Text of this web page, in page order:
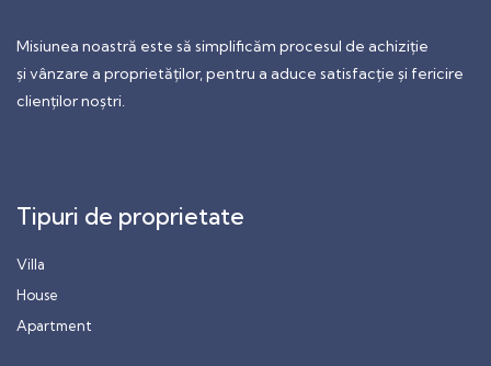
Misiunea noastră este să simplificăm procesul de achiziție
și vânzare a proprietăților, pentru a aduce satisfacție și fericire
clienților noștri.
Tipuri de proprietate
Villa
House
Apartment